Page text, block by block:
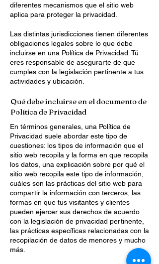
diferentes mecanismos que el sitio web
aplica para proteger la privacidad.
Las distintas jurisdicciones tienen diferentes
obligaciones legales sobre lo que debe
incluirse en una Política de Privacidad. Tú
eres responsable de asegurarte de que
cumples con la legislación pertinente a tus
actividades y ubicación.
Qué debe incluirse en el documento de
Política de Privacidad
En términos generales, una Política de
Privacidad suele abordar este tipo de
cuestiones: los tipos de información que el
sitio web recopila y la forma en que recopila
los datos, una explicación sobre por qué el
sitio web recopila este tipo de información,
cuáles son las prácticas del sitio web para
compartir la información con terceros, las
formas en que tus visitantes y clientes
pueden ejercer sus derechos de acuerdo
con la legislación de privacidad pertinente,
las prácticas específicas relacionadas con la
recopilación de datos de menores y mucho
más.